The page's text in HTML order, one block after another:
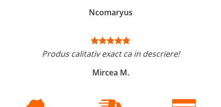
Ncomaryus
Produs calitativ exact ca in descriere!
Mircea M.